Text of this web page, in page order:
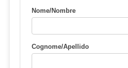
Nome/Nombre
Cognome/Apellido